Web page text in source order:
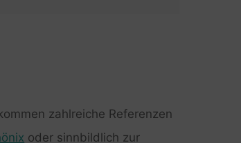
zahlreiche Referenzen
oder sinnbildlich zur